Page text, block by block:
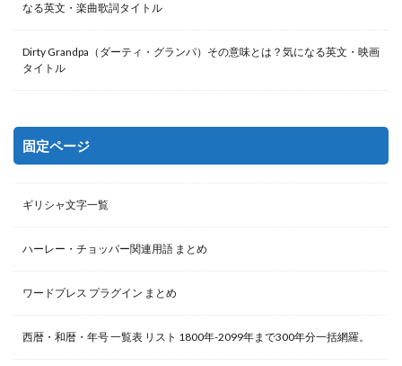
なる英文・楽曲歌詞タイトル
Dirty Grandpa（ダーティ・グランパ）その意味とは？気になる英文・映画
タイトル
固定ページ
ギリシャ文字一覧
ハーレー・チョッパー関連用語 まとめ
ワードプレス プラグイン まとめ
西暦・和暦・年号 一覧表 リスト 1800年-2099年まで300年分一括網羅。